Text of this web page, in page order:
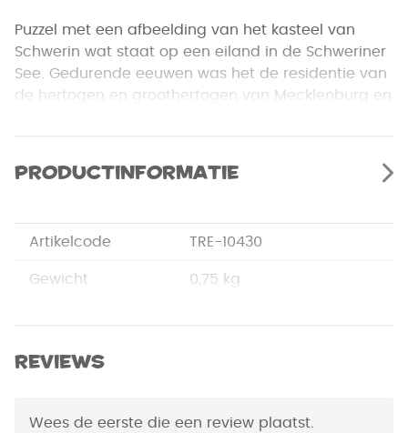
Puzzel met een afbeelding van het kasteel van
Schwerin wat staat op een eiland in de Schweriner
See. Gedurende eeuwen was het de residentie van
de hertogen en groothertogen van Mecklenburg en
Voor-Pommeren. De puzzel is gemaakt van een
zeer goede kwaliteit karton met een niet
passen.
Productinformatie
Artikelcode TRE-10430
Gewicht 0,75 kg
Afmetingen
Puzzelstukjes 1000
Reviews
Wees de eerste die een review plaatst.